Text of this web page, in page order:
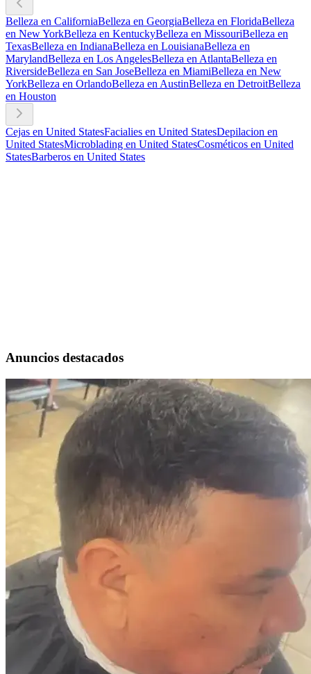
Belleza en CaliforniaBelleza en GeorgiaBelleza en FloridaBelleza
en New YorkBelleza en KentuckyBelleza en MissouriBelleza en
TexasBelleza en IndianaBelleza en LouisianaBelleza en
MarylandBelleza en Los AngelesBelleza en AtlantaBelleza en
RiversideBelleza en San JoseBelleza en MiamiBelleza en New
YorkBelleza en OrlandoBelleza en AustinBelleza en DetroitBelleza
en Houston
Cejas en United StatesFacialies en United StatesDepilacion en
United StatesMicroblading en United StatesCosméticos en United
StatesBarberos en United States
Anuncios destacados